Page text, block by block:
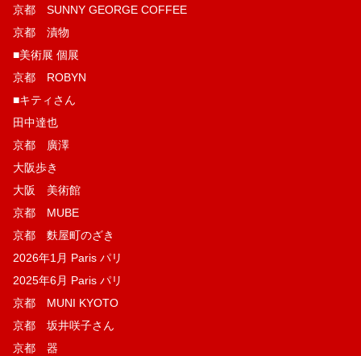
京都 SUNNY GEORGE COFFEE
京都 漬物
■美術展 個展
京都 ROBYN
■キティさん
田中達也
京都 廣澤
大阪歩き
大阪 美術館
京都 MUBE
京都 麩屋町のざき
2026年1月 Paris パリ
2025年6月 Paris パリ
京都 MUNI KYOTO
京都 坂井咲子さん
京都 器